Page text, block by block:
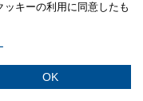
キーの利用に同意したも
OK
る